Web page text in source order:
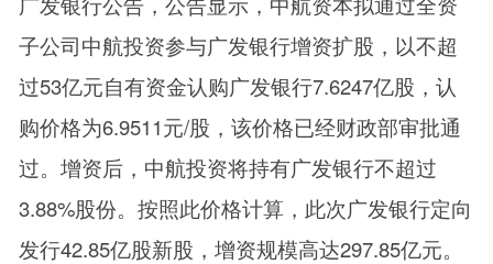
子公司中航投资参与广发银行增资扩股，以不超
过53亿元自有资金认购广发银行7.6247亿股，认
购价格为6.9511元/股，该价格已经财政部审批通
过。增资后，中航投资将持有广发银行不超过
3.88%股份。按照此价格计算，此次广发银行定向
发行42.85亿股新股，增资规模高达297.85亿元。